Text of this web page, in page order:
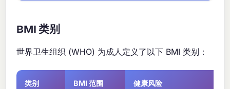
BMI 类别
世界卫生组织 (WHO) 为成人定义了以下 BMI 类别：
类别 BMI 范围 健康风险